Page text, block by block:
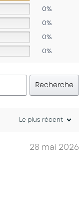
0%
0%
0%
0%
Recherche
28 mai 2026